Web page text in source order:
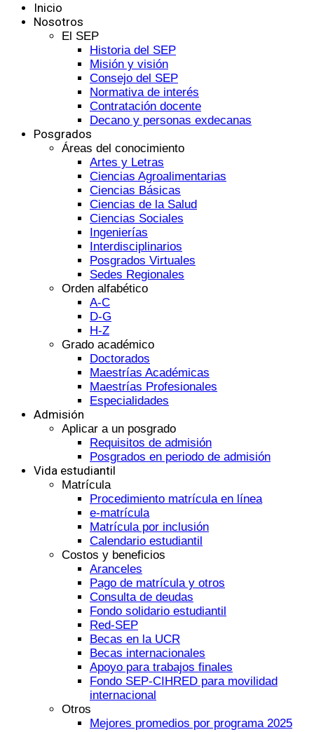
Inicio
Nosotros
El SEP
Historia del SEP
Misión y visión
Consejo del SEP
Normativa de interés
Contratación docente
Decano y personas exdecanas
Posgrados
Áreas del conocimiento
Artes y Letras
Ciencias Agroalimentarias
Ciencias Básicas
Ciencias de la Salud
Ciencias Sociales
Ingenierías
Interdisciplinarios
Posgrados Virtuales
Sedes Regionales
Orden alfabético
A-C
D-G
H-Z
Grado académico
Doctorados
Maestrías Académicas
Maestrías Profesionales
Especialidades
Admisión
Aplicar a un posgrado
Requisitos de admisión
Posgrados en periodo de admisión
Vida estudiantil
Matrícula
Procedimiento matrícula en línea
e-matrícula
Matrícula por inclusión
Calendario estudiantil
Costos y beneficios
Aranceles
Pago de matrícula y otros
Consulta de deudas
Fondo solidario estudiantil
Red-SEP
Becas en la UCR
Becas internacionales
Apoyo para trabajos finales
Fondo SEP-CIHRED para movilidad
internacional
Otros
Mejores promedios por programa 2025